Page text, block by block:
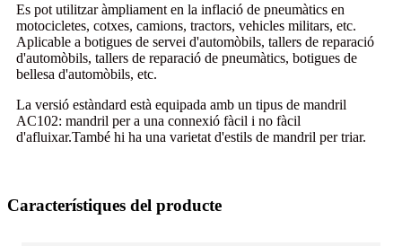
Es pot utilitzar àmpliament en la inflació de pneumàtics en
motocicletes, cotxes, camions, tractors, vehicles militars, etc.
Aplicable a botigues de servei d'automòbils, tallers de reparació
d'automòbils, tallers de reparació de pneumàtics, botigues de
bellesa d'automòbils, etc.
La versió estàndard està equipada amb un tipus de mandril
AC102: mandril per a una connexió fàcil i no fàcil
d'afluixar.També hi ha una varietat d'estils de mandril per triar.
Característiques del producte